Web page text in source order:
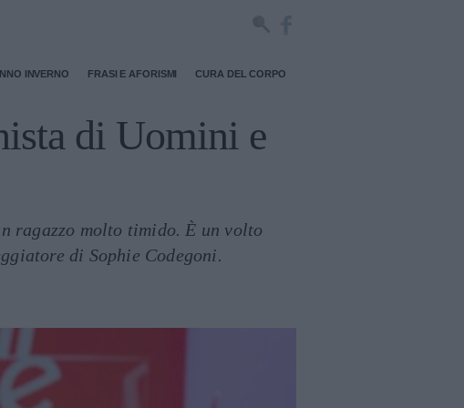
INVERNO FRASI E AFORISMI CURA DEL CORPO
di Uomini e
ragazzo molto timido. È un volto
di Sophie Codegoni.